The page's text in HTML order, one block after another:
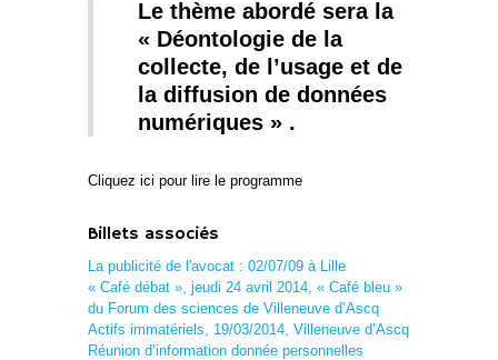
Le thème abordé sera la
« Déontologie de la
collecte, de l’usage et de
la diffusion de données
numériques » .
Cliquez ici pour lire le programme
Billets associés
La publicité de l'avocat : 02/07/09 à Lille
« Café débat », jeudi 24 avril 2014, « Café bleu »
du Forum des sciences de Villeneuve d’Ascq
Actifs immatériels, 19/03/2014, Villeneuve d’Ascq
Réunion d’information donnée personnelles